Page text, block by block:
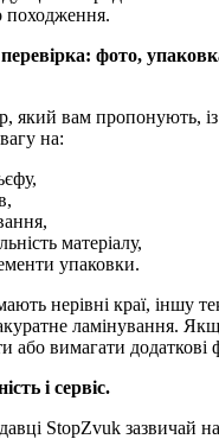
походження.
фото,
який вам пропонують,
на:
матеріалу,
упаковки.
нерівні краї, іншу
ламінування.
або вимагати додаткові
і сервіс.
StopZvuk зазвичай